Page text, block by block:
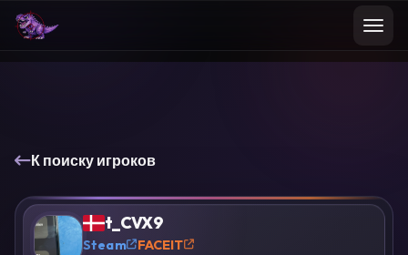
К поиску игроков
? t_CVX9
Steam FACEIT